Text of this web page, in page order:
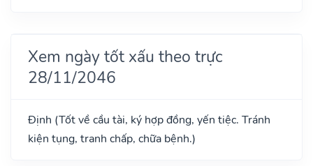
Xem ngày tốt xấu theo trực
28/11/2046
Định (Tốt về cầu tài, ký hợp đồng, yến tiệc. Tránh
kiện tụng, tranh chấp, chữa bệnh.)